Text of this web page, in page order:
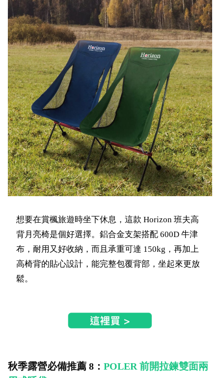
想要在賞楓旅遊時坐下休息，這款 Horizon 班夫高
背月亮椅是個好選擇。鋁合金支架搭配 600D 牛津
布，耐用又好收納，而且承重可達 150kg，再加上
高椅背的貼心設計，能完整包覆背部，坐起來更放
鬆。
秋季露營必備推薦 8： POLER 前開拉鍊雙面兩